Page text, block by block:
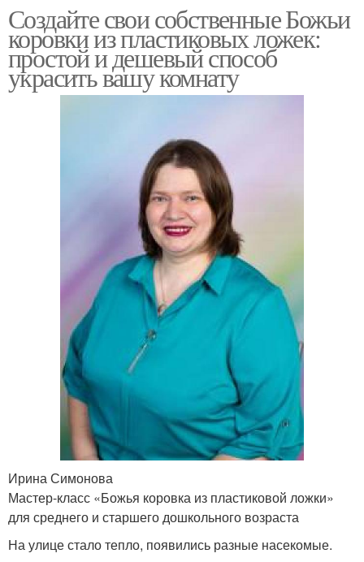
Создайте свои собственные Божьи
коровки из пластиковых ложек:
простой и дешевый способ
украсить вашу комнату
Ирина Симонова
Мастер-класс «Божья коровка из пластиковой ложки»
для среднего и старшего дошкольного возраста
На улице стало тепло, появились разные насекомые.